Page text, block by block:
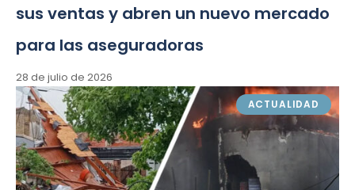
sus ventas y abren un nuevo mercado
para las aseguradoras
28 de julio de 2026
ACTUALIDAD